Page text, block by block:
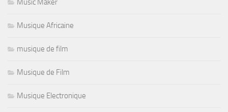
Music Maker
Musique Africaine
musique de film
Musique de Film
Musique Electronique